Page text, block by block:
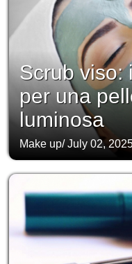
Scrub viso:
per una
luminosa
Make up/July 02,